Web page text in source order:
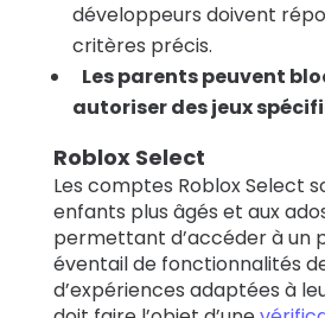
développeurs doivent
critères précis.
Les parents peuvent
autoriser des jeux
Roblox Select
Les comptes Roblox Select
enfants plus âgés et aux
permettant d’accéder à un
éventail de fonctionnalités
d’expériences adaptées à